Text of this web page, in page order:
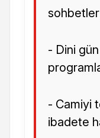
- Dini
- Camiyi
ibadete